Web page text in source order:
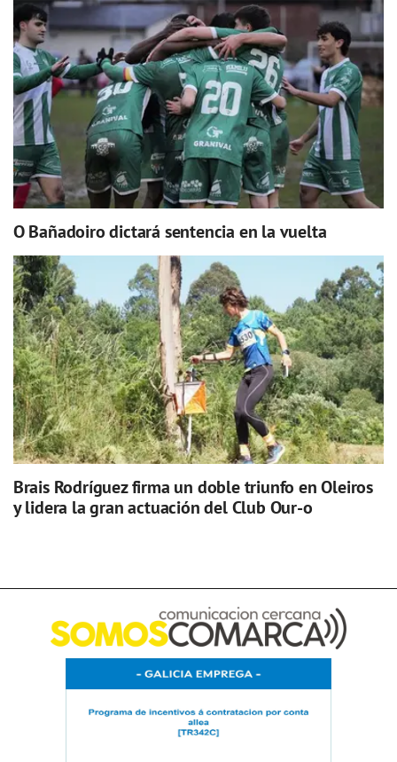
O Bañadoiro dictará sentencia en la vuelta
Brais Rodríguez firma un doble triunfo en Oleiros
y lidera la gran actuación del Club Our-o